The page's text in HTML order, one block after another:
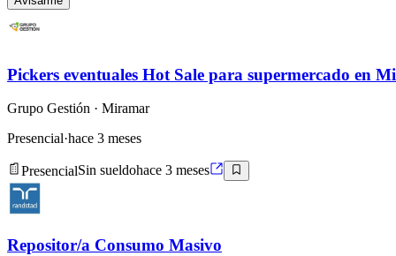
Pickers eventuales Hot Sale para supermercado en
Grupo Gestión · Miramar
Presencial·hace 3 meses
PresencialSin sueldohace 3 meses
Repositor/a Consumo Masivo